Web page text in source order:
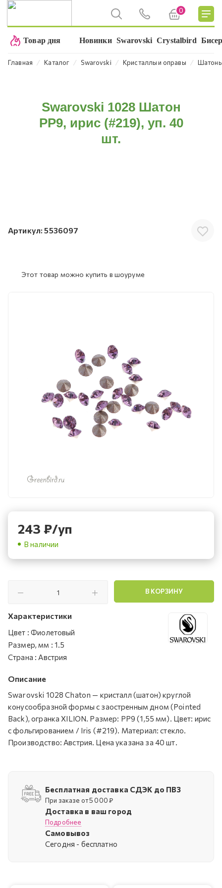
0
Товар дня Новинки Swarovski Crystalbird
Главная ⁄ Каталог ⁄ Swarovski ⁄ Кристаллы и оправы ⁄
Swarovski 1028 Шатон
PP9, ирис (#219), уп. 40
шт.
Артикул: 5536097
Этот товар можно купить в шоуруме
243 ₽/уп
В наличии
В КОРЗИНУ
Характеристики
Цвет : Фиолетовый
Размер, мм : 1.5
Страна : Австрия
Описание
Swarovski 1028 Chaton — кристалл (шатон) круглой
конусообразной формы с заостренным дном (Pointed
Back), огранка XILION. Размер: PP9 (1,55 мм). Цвет: ирис
с фольгированием / Iris (#219). Материал: стекло.
Производство: Австрия. Цена указана за 40 шт.
Бесплатная доставка СДЭК до ПВЗ
При заказе от 5 000 ₽
Доставка в ваш город
Подробнее
Самовывоз
Cегодня - бесплатно